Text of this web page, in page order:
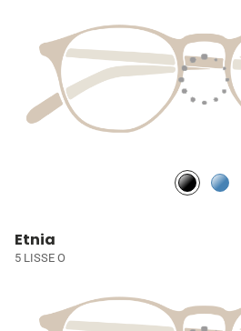
Etnia
5 LISSE O